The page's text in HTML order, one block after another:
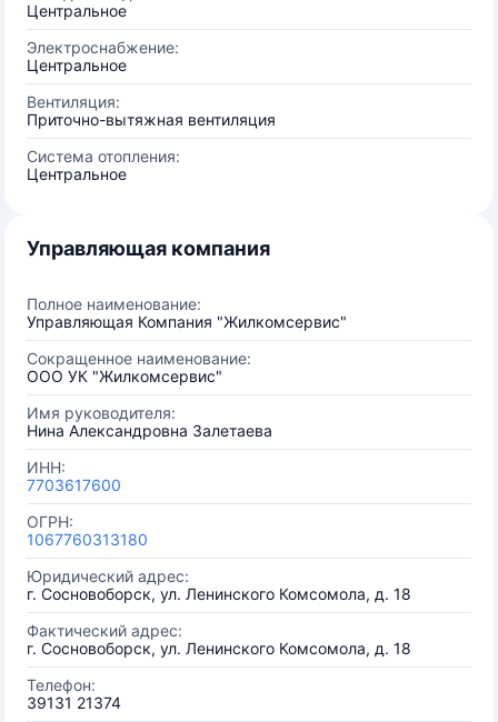
Центральное
Электроснабжение:
Центральное
Вентиляция:
Приточно-вытяжная вентиляция
Система отопления:
Центральное
Управляющая компания
Полное наименование:
Управляющая Компания "Жилкомсервис"
Сокращенное наименование:
ООО УК "Жилкомсервис"
Имя руководителя:
Нина Александровна Залетаева
ИНН:
7703617600
ОГРН:
1067760313180
Юридический адрес:
г. Сосновоборск, ул. Ленинского Комсомола, д. 18
Фактический адрес:
г. Сосновоборск, ул. Ленинского Комсомола, д. 18
Телефон:
39131 21374